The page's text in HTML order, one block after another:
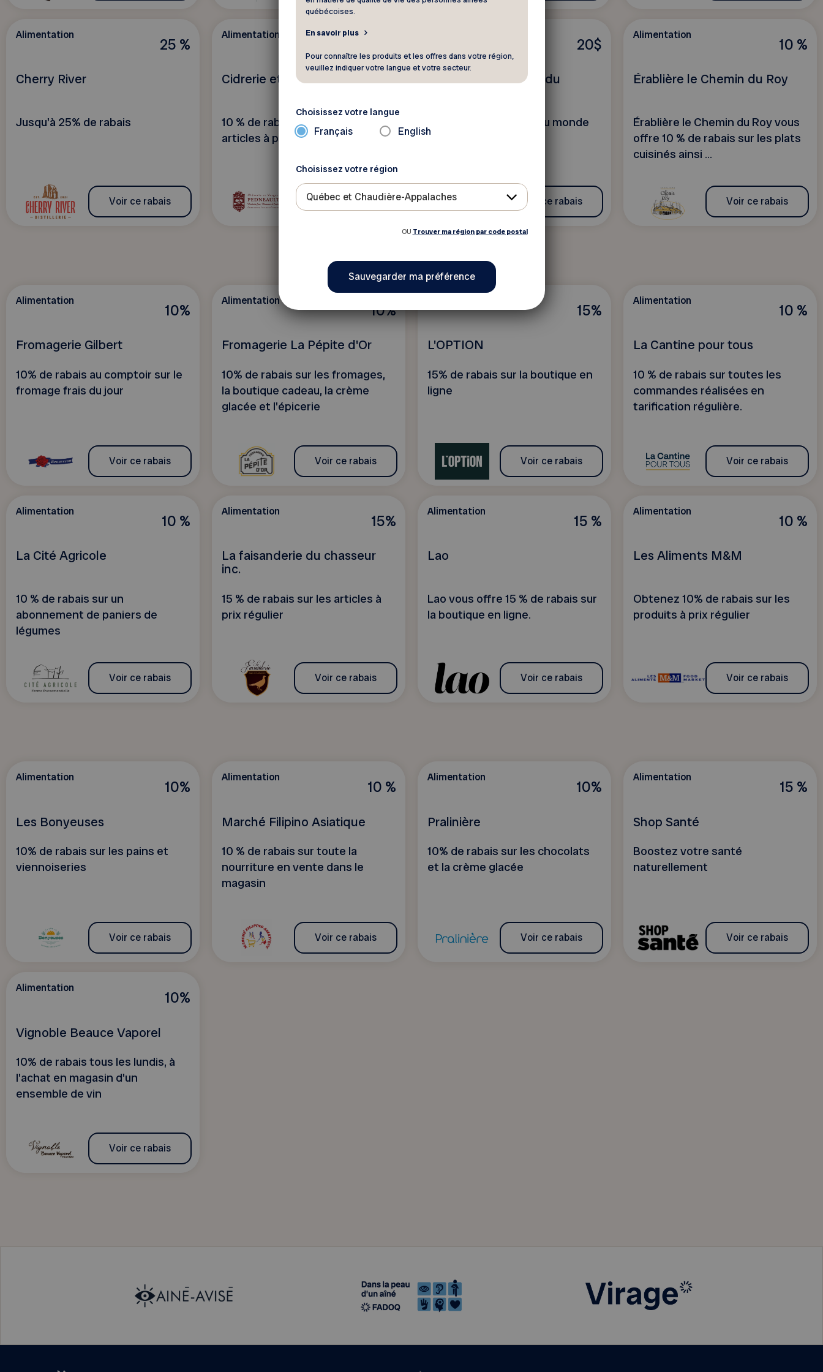
25 %
Alimentation
Cherry River
Jusqu'à 25% de rabais
Voir ce rabais
Alimentation
Cidrerie et Vergers Pednault
10 % de rabais sur tous les
articles à prix régulier.
Voir ce rabais
20$
Distribution Saveurs du
Distribution Saveurs du monde
Voir ce rabais
10 %
Alimentation
Érablière le Chemin du Roy
Érablière le Chemin du Roy vous
offre 10 % de rabais sur les plats
cuisinés ainsi ...
Voir ce rabais
10%
Alimentation
Fromagerie Gilbert
10% de rabais au comptoir sur le
fromage frais du jour
Voir ce rabais
10%
Alimentation
Fromagerie La Pépite d'Or
10% de rabais sur les fromages,
la boutique cadeau, la crème
glacée et l'épicerie
Voir ce rabais
15%
L'OPTION
15% de rabais sur la boutique en
ligne
Voir ce rabais
10 %
Alimentation
La Cantine pour tous
10 % de rabais sur toutes les
commandes réalisées en
tarification régulière.
Voir ce rabais
10 %
Alimentation
La Cité Agricole
10 % de rabais sur un
abonnement de paniers de
légumes
Voir ce rabais
15%
Alimentation
La faisanderie du chasseur
inc.
15 % de rabais sur les articles à
prix régulier
Voir ce rabais
15 %
Alimentation
Lao
Lao vous offre 15 % de rabais sur
la boutique en ligne.
Voir ce rabais
10 %
Alimentation
Les Aliments M&M
Obtenez 10% de rabais sur les
produits à prix régulier
Voir ce rabais
10%
Alimentation
Les Bonyeuses
10% de rabais sur les pains et
viennoiseries
Voir ce rabais
10 %
Alimentation
Marché Filipino Asiatique
10 % de rabais sur toute la
nourriture en vente dans le
magasin
Voir ce rabais
10%
Alimentation
Pralinière
10% de rabais sur les chocolats
et la crème glacée
Voir ce rabais
15 %
Alimentation
Shop Santé
Boostez votre santé
naturellement
Voir ce rabais
10%
Alimentation
Vignoble Beauce Vaporel
10% de rabais tous les lundis, à
l'achat en magasin d'un
ensemble de vin
Voir ce rabais
québécoises.
En savoir plus
Pour connaître les produits et les offres dans votre région,
veuillez indiquer votre langue et votre secteur.
Choisissez votre langue
Français English
Choisissez votre région
Québec et Chaudière-Appalaches
OU Trouver ma région par code postal